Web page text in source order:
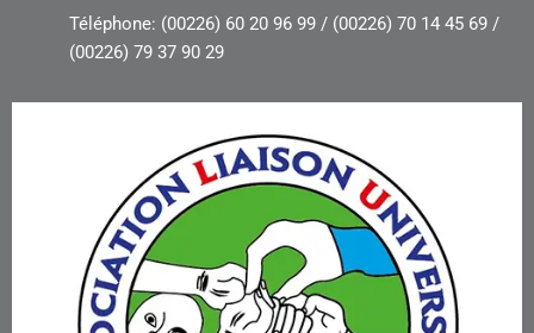
Téléphone: (00226) 60 20 96 99 / (00226) 70 14 45 69 /
(00226) 79 37 90 29